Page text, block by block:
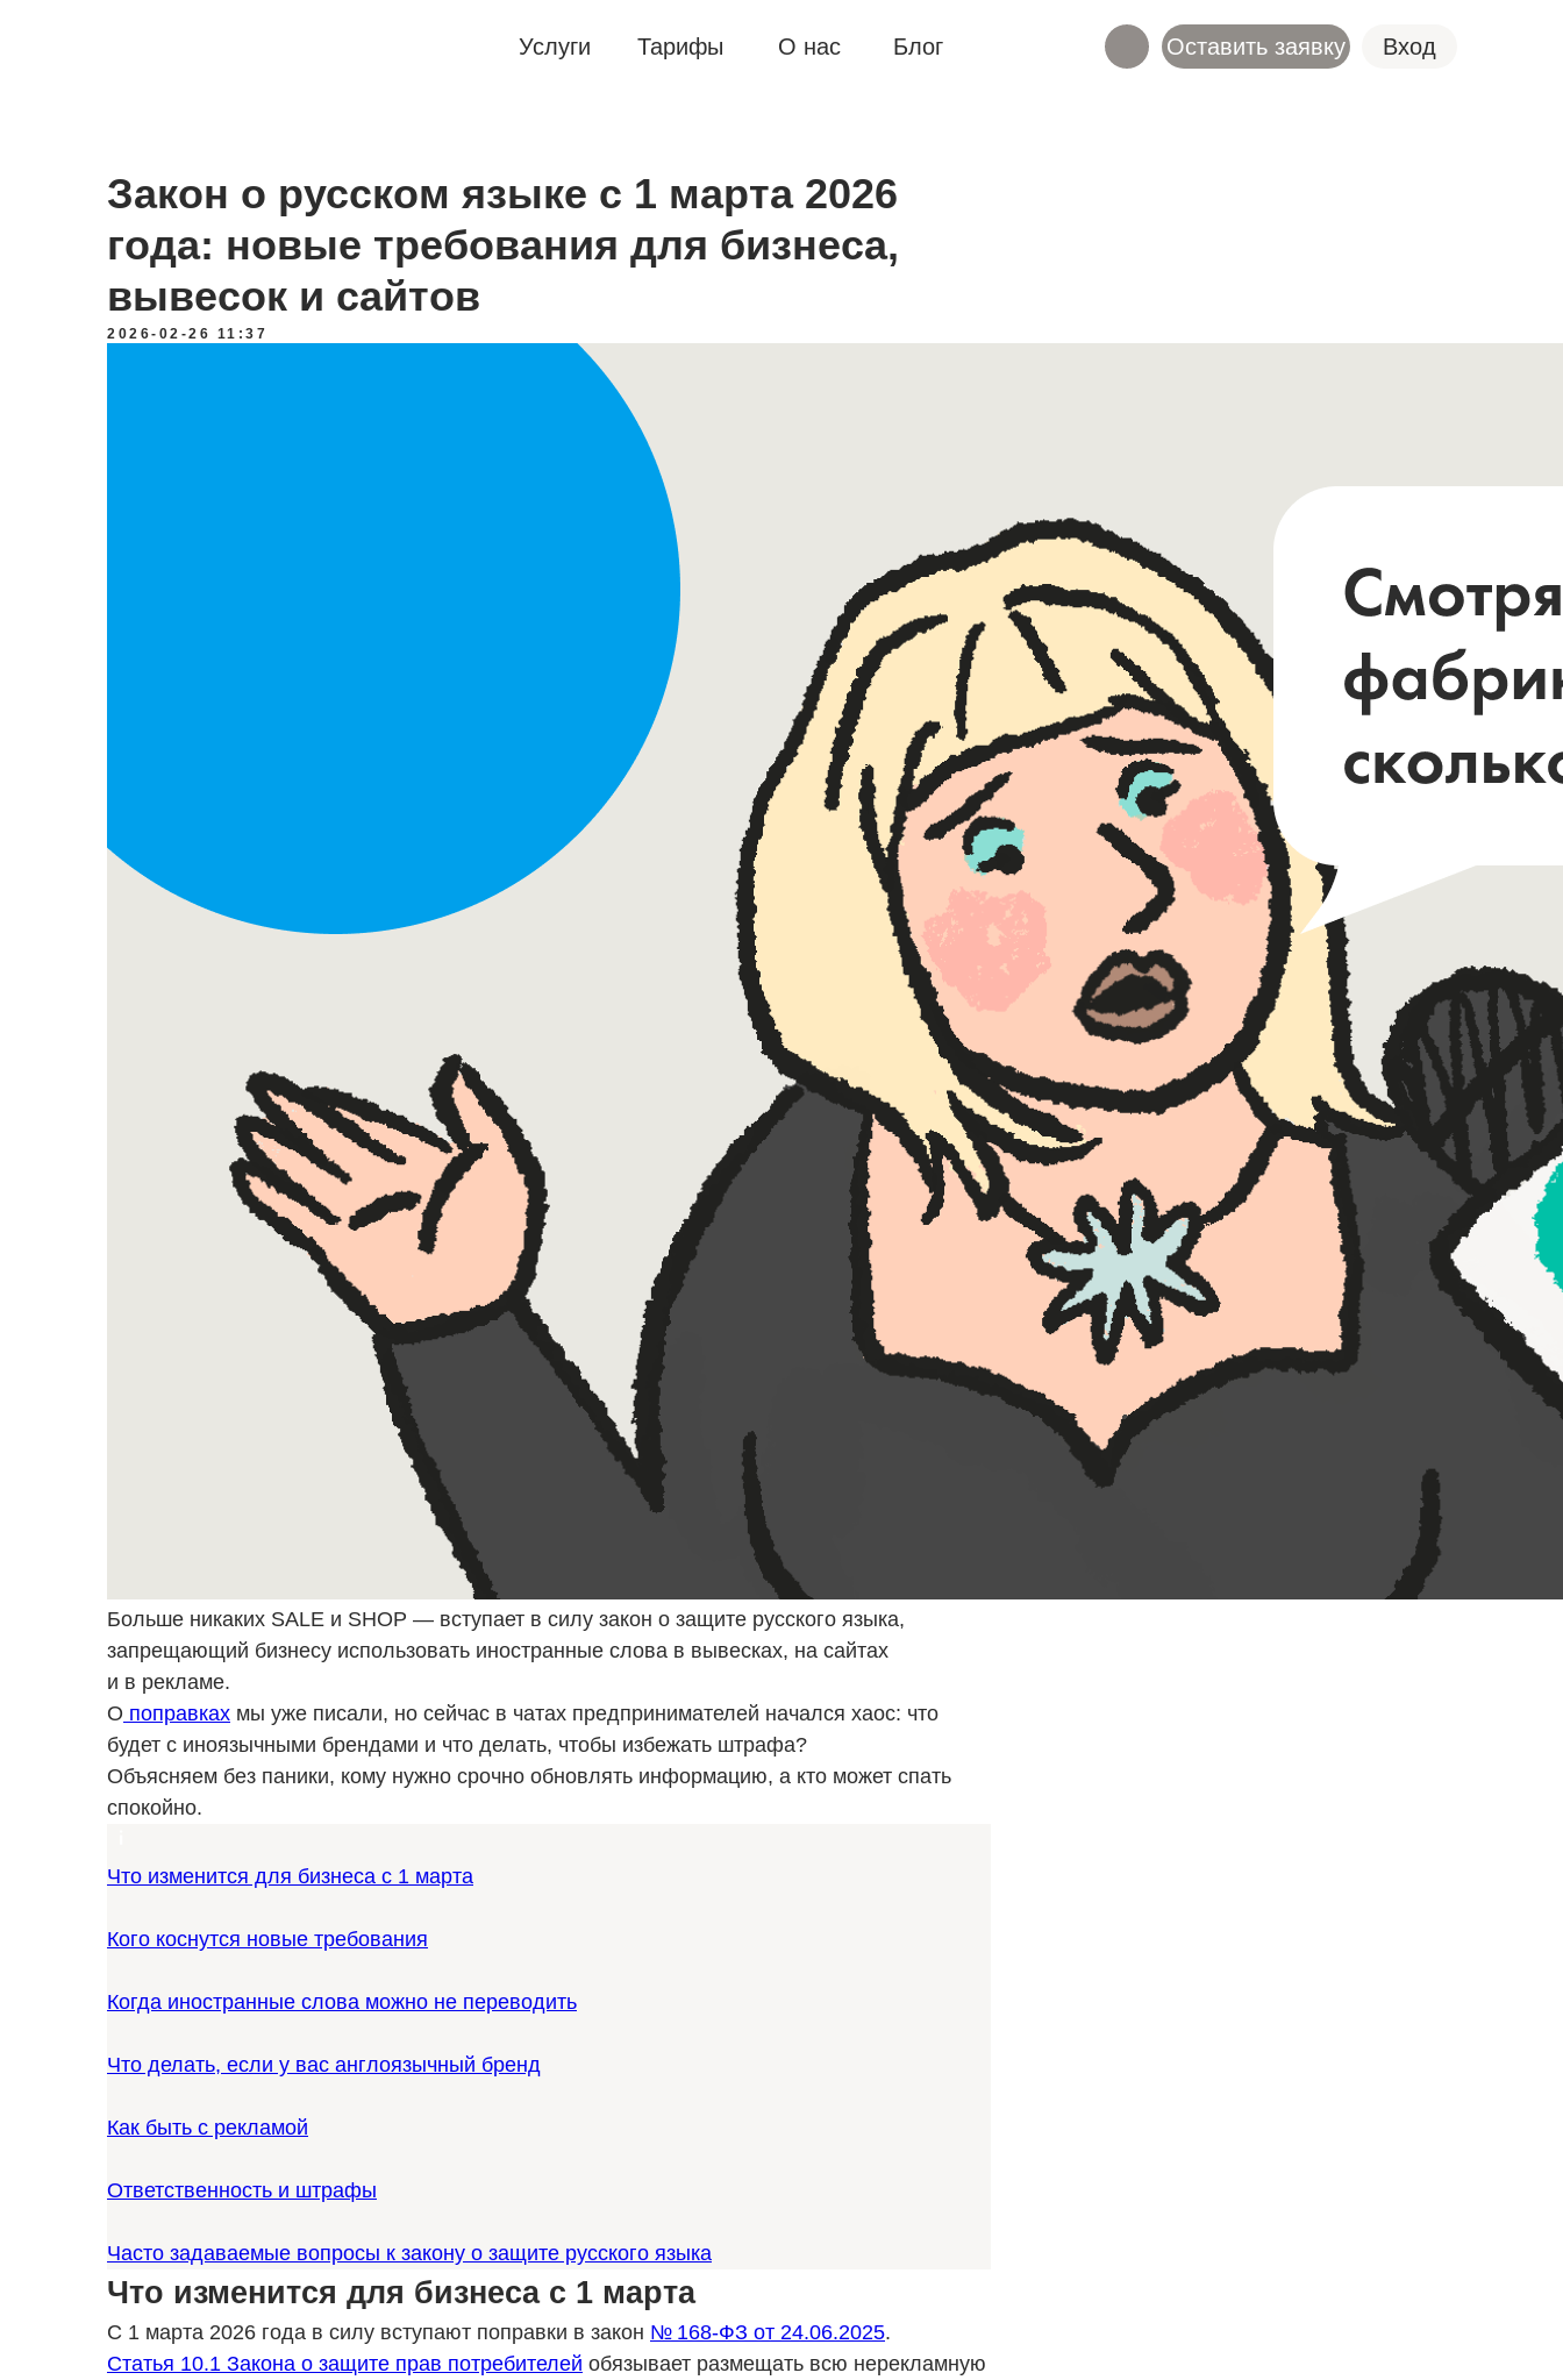
Вход
Оставить заявку
Услуги Тарифы О нас Блог
Закон о русском языке с 1 марта 2026
года: новые требования для бизнеса,
вывесок и сайтов
2026-02-26 11:37
Больше никаких SALE и SHOP — вступает в силу закон о защите русского языка,
запрещающий бизнесу использовать иностранные слова в вывесках, на сайтах
и в рекламе.
О поправках мы уже писали, но сейчас в чатах предпринимателей начался хаос: что
будет с иноязычными брендами и что делать, чтобы избежать штрафа?
Объясняем без паники, кому нужно срочно обновлять информацию, а кто может спать
спокойно.
Что изменится для бизнеса с 1 марта
Кого коснутся новые требования
Когда иностранные слова можно не переводить
Что делать, если у вас англоязычный бренд
Как быть с рекламой
Ответственность и штрафы
Часто задаваемые вопросы к закону о защите русского языка
Что изменится для бизнеса с 1 марта
С 1 марта 2026 года в силу вступают поправки в закон № 168-ФЗ от 24.06.2025.
Статья 10.1 Закона о защите прав потребителей обязывает размещать всю нерекламную